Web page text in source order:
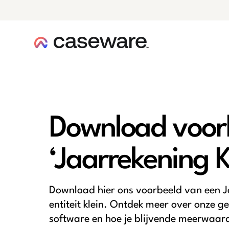
Download
‘Jaarrekening
Download hier ons voorbeeld van een
entiteit klein. Ontdek meer over onze
software en hoe je blijvende